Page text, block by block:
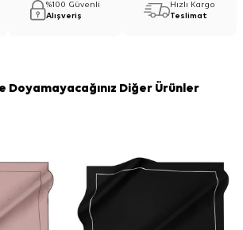
%100 Güvenli
Alışveriş
Hızlı Kargo
Teslimat
Doyamayacağınız Diğer Ürünler